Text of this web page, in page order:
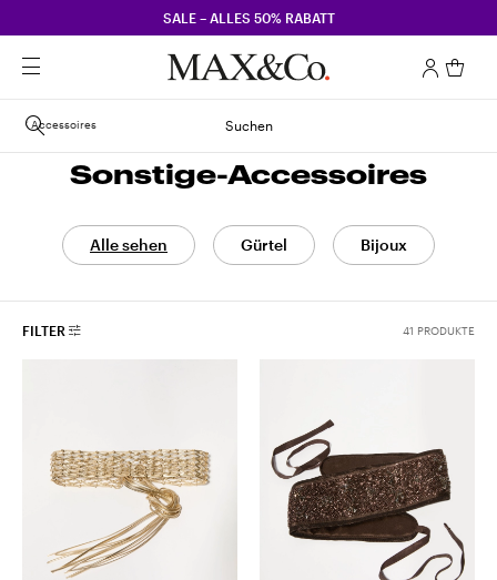
SALE – ALLES 50% RABATT
Suchen
Accessoires
Sonstige-Accessoires
Alle sehen Gürtel Bijoux
FILTER 41 PRODUKTE